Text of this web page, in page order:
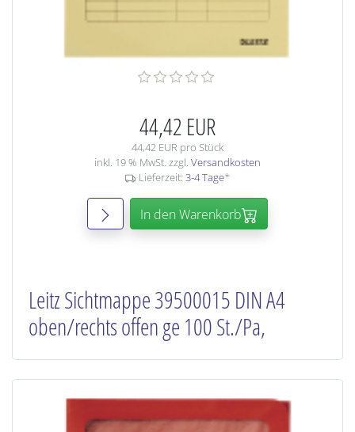
44,42 EUR
44,42 EUR pro Stück
inkl. 19 % MwSt. zzgl. Versandkosten
Lieferzeit: 3-4 Tage*
In den Warenkorb
Leitz Sichtmappe 39500015 DIN A4
oben/rechts offen ge 100 St./Pa,